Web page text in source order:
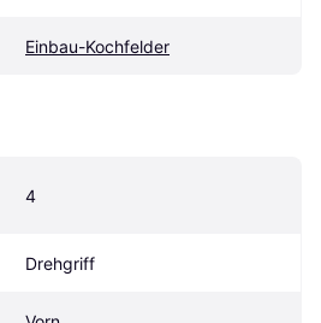
Einbau-Kochfelder
4
Drehgriff